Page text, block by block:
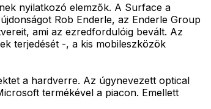
nyilatkozó elemzők. A Surface a
Rob Enderle, az Enderle Group
ami az ezredfordulóig bevált. Az
terjedését -, a kis mobileszközök
a hardverre. Az úgynevezett optical
termékével a piacon. Emellett